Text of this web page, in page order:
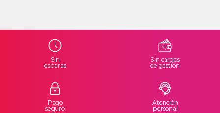
Sin
esperas
Sin cargos
de gestión
Pago
seguro
Atención
personal